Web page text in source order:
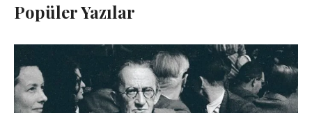
Popüler Yazılar